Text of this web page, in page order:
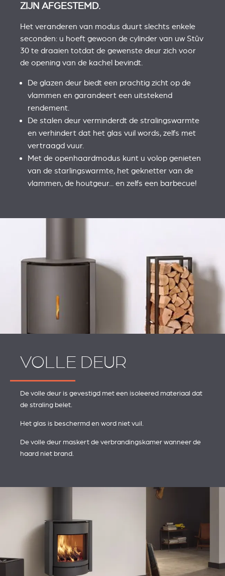
ZIJN AFGESTEMD.
Het veranderen van modus duurt slechts enkele
seconden: u hoeft gewoon de cylinder van uw Stûv
30 te draaien totdat de gewenste deur zich voor
de opening van de kachel bevindt.
De glazen deur biedt een prachtig zicht op de
vlammen en garandeert een uitstekend
rendement.
De stalen deur verminderdt de stralingswarmte
en verhindert dat het glas vuil words, zelfs met
vertraagd vuur.
Met de openhaardmodus kunt u volop genieten
van de starlingswarmte, het geknetter van de
vlammen, de houtgeur... en zelfs een barbecue!
VOLLE DEUR
De volle deur is gevestigd met een isoleered materiaal dat
de straling belet.
Het glas is beschermd en word niet vuil.
De volle deur maskert de verbrandingskamer wanneer de
haard niet brand.